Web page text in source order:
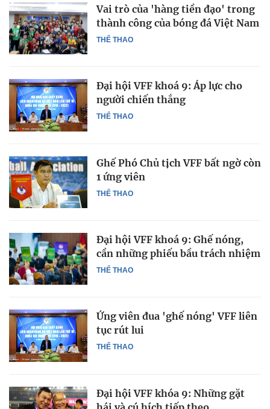
THỂ THAO
Vai trò của 'hàng tiền đạo' trong
thành công của bóng đá Việt Nam
THỂ THAO
Đại hội VFF khoá 9: Áp lực cho
người chiến thắng
THỂ THAO
Ghế Phó Chủ tịch VFF bất ngờ còn
1 ứng viên
THỂ THAO
Đại hội VFF khoá 9: Ghế nóng,
cần những phiếu bầu trách nhiệm
THỂ THAO
Ứng viên đua 'ghế nóng' VFF liên
tục rút lui
Đại hội VFF khóa 9: Những gặt